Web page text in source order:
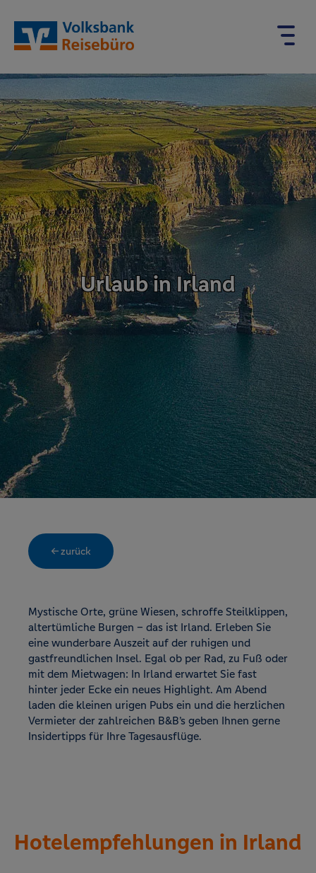
Urlaub in Irland
← zurück
Mystische Orte, grüne Wiesen, schroffe Steilklippen,
altertümliche Burgen – das ist Irland. Erleben Sie
eine wunderbare Auszeit auf der ruhigen und
gastfreundlichen Insel. Egal ob per Rad, zu Fuß oder
mit dem Mietwagen: In Irland erwartet Sie fast
hinter jeder Ecke ein neues Highlight. Am Abend
laden die kleinen urigen Pubs ein und die herzlichen
Vermieter der zahlreichen B&B’s geben Ihnen gerne
Insidertipps für Ihre Tagesausflüge.
Hotelempfehlungen in Irland